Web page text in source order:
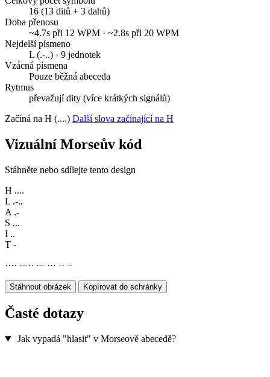
16 (13 ditů + 3 dahů)
Doba přenosu
~4.7s při 12 WPM · ~2.8s při 20 WPM
Nejdelší písmeno
L (.-..) · 9 jednotek
Vzácná písmena
Pouze běžná abeceda
Rytmus
převažují dity (více krátkých signálů)
Začíná na H (....) Další slova začínající na H
Vizuální Morseův kód
Stáhněte nebo sdílejte tento design
H ....
L .-..
A .-
S ...
I ..
T -
···· ·−·· ·− ··· ·· −
Stáhnout obrázek Kopírovat do schránky
Časté dotazy
Jak vypadá "hlasit" v Morseově abecedě?